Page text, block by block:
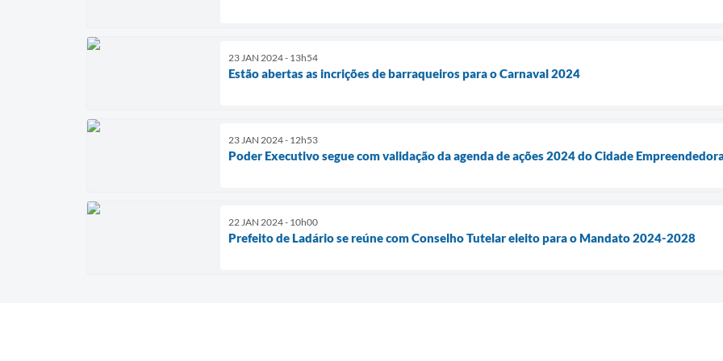
23 JAN 2024 - 13h54
Estão abertas as incrições de barraqueiros para o Carnaval 2024
23 JAN 2024 - 12h53
Poder Executivo segue com validação da agenda de ações 2024 do Cidade
22 JAN 2024 - 10h00
Prefeito de Ladário se reúne com Conselho Tutelar eleito para o Mandato 2024-2028